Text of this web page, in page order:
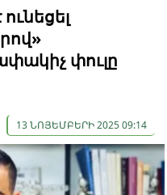
փուլը
13 ՆՈՅԵՄԲԵՐԻ 2025 09:14